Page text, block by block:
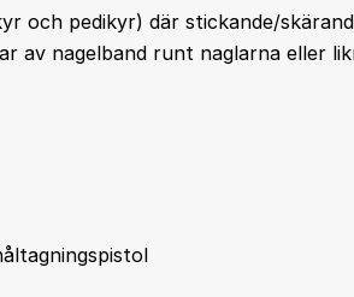
och pedikyr) där stickande/
av nagelband runt naglarna eller